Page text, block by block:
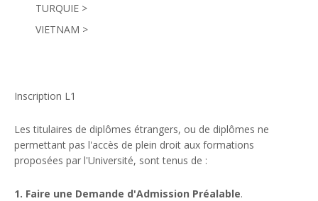
TURQUIE >
VIETNAM >
Inscription L1
Les titulaires de diplômes étrangers, ou de diplômes ne
permettant pas l'accès de plein droit aux formations
proposées par l'Université, sont tenus de :
1. Faire une Demande d'Admission Préalable.